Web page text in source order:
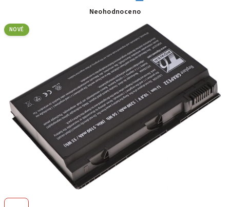
Průměrné
5
hvězdiček.
Neohodnoceno
NOVÉ